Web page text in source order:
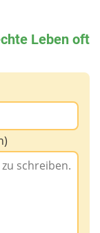
Leben oft